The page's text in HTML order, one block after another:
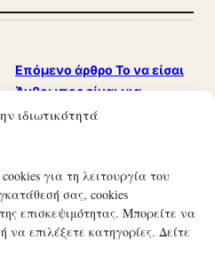
ιδιωτικότητά
για τη λειτουργία του
σας, cookies
επισκεψιμότητας. Μπορείτε να
να επιλέξετε κατηγορίες. Δείτε
Επόμενο άρθρο Το να είσαι
Άνθρωπος είναι μια
απόφαση ζωής, ωστόσο…